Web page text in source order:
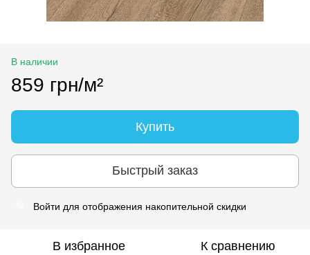
В наличии
859 грн/м²
Купить
Быстрый заказ
Войти для отображения накопительной скидки
В избранное К сравнению